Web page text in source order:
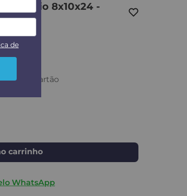
trapezio 8x10x24 -
11x no cartão
carrinho
WhatsApp
de